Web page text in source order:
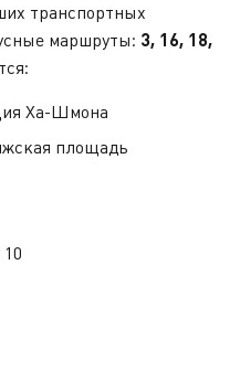
транспортных
маршруты: 3, 16, 18,
Ха-Шмона
площадь